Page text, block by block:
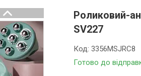
Роликовий-
SV227
Готово до
Код:3356MSJRC8